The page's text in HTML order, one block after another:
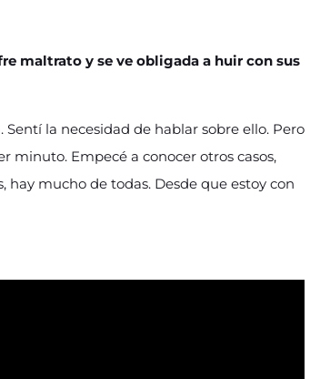
maltrato y se ve obligada a huir con sus
la necesidad de hablar sobre ello. Pero
minuto. Empecé a conocer otros casos,
mucho de todas. Desde que estoy con